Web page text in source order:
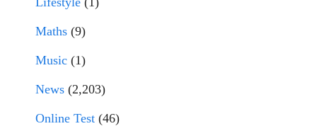
Maths (9)
Music (1)
News (2,203)
Online Test (46)